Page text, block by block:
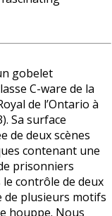
gobelet
C-ware de la
de l’Ontario à
Sa surface
de deux scènes
contenant une
prisonniers
contrôle de deux
de plusieurs motifs
houppe. Nous